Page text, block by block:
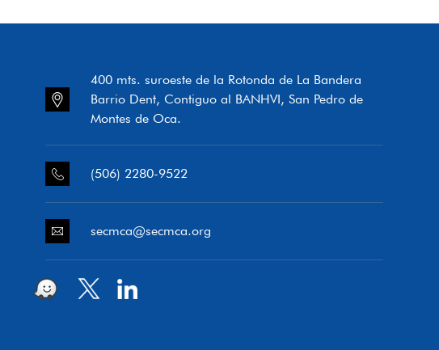
400 mts. suroeste de la Rotonda de La Bandera
Barrio Dent, Contiguo al BANHVI, San Pedro de
Montes de Oca.
(506) 2280-9522
secmca@secmca.org